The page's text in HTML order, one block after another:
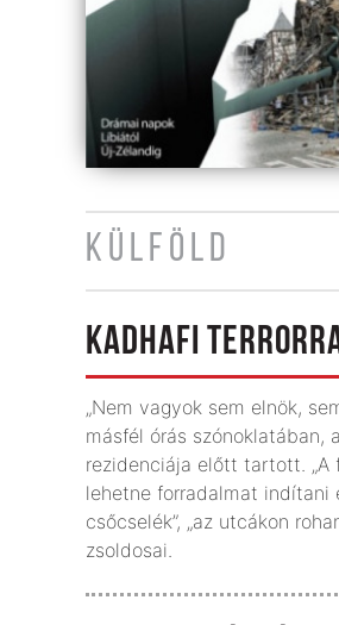
KÜLFÖLD
KADHAFI
„Nem vagyok sem elnök,
másfél órás szónoklatában,
rezidenciája előtt tartott. „A
lehetne forradalmat indítani
csőcselék”, „az utcákon
zsoldosai.